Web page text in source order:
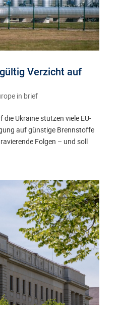
Verzicht auf
in brief
Ukraine stützen viele EU-
auf günstige Brennstoffe
Folgen – und soll